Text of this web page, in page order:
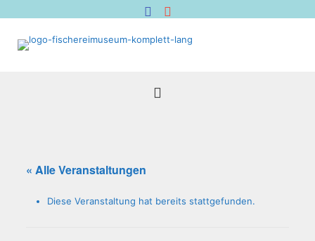
« Alle Veranstaltungen
Diese Veranstaltung hat bereits stattgefunden.